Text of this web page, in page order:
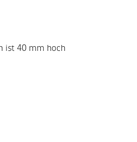
ist 40 mm hoch